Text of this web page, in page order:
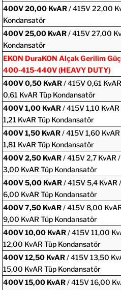
400V 20,00 KvAR/ 415V 22,00
Kondansatör
400V 25,00 KvAR/ 415V 27,00
Kondansatör
EKON DuraKON Alçak Gerilim
400-415-440V (HEAVY DUTY)
400V 0,50 KvAR/ 415V 0,61
0,61 KvAR Tüp Kondansatör
400V 1,00 KvAR/ 415V 1,10
1,21 KvAR Tüp Kondansatör
400V 1,50 KvAR/ 415V 1,60
1,81 KvAR Tüp Kondansatör
400V 2,50 KvAR/ 415V 2,7 KvAR
3,00 KvAR Tüp Kondansatör
400V 5,00 KvAR/ 415V 5,4 KvAR
6,00 KvAR Tüp Kondansatör
400V 7,50 KvAR/ 415V 8,00
9,00 KvAR Tüp Kondansatör
400V 10,00 KvAR/ 415V 11,00
12,00 KvAR Tüp Kondansatör
400V 12,50 KvAR/ 415V 13,50
15,00 KvAR Tüp Kondansatör
400V 15,00 KvAR/ 415V 16,00